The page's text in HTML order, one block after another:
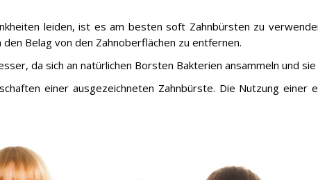
leiden, ist es am besten soft Zahnbürsten zu
Belag von den Zahnoberflächen zu entfernen.
da sich an natürlichen Borsten Bakterien ansammeln und
einer ausgezeichneten Zahnbürste. Die Nutzung